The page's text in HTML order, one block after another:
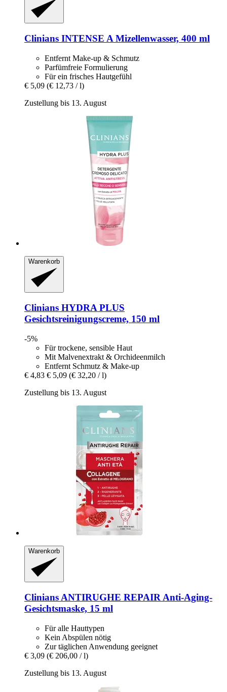
Clinians INTENSE A Mizellenwasser, 400 ml
Entfernt Make-up & Schmutz
Parfümfreie Formulierung
Für ein frisches Hautgefühl
€ 5,09 (€ 12,73 / l)
Zustellung bis 13. August
Warenkorb
Clinians HYDRA PLUS
Gesichtsreinigungscreme, 150 ml
-5%
Für trockene, sensible Haut
Mit Malvenextrakt & Orchideenmilch
Entfernt Schmutz & Make-up
€ 4,83 € 5,09 (€ 32,20 / l)
Zustellung bis 13. August
Warenkorb
Clinians ANTIRUGHE REPAIR Anti-​Aging-​
Gesichtsmaske, 15 ml
Für alle Hauttypen
Kein Abspülen nötig
Zur täglichen Anwendung geeignet
€ 3,09 (€ 206,00 / l)
Zustellung bis 13. August